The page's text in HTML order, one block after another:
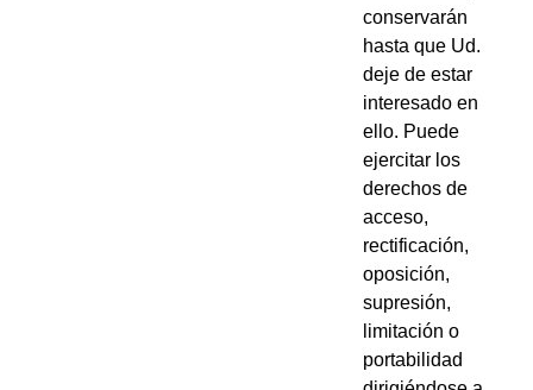
conservarán
hasta que Ud.
deje de estar
interesado en
ello. Puede
ejercitar los
derechos de
acceso,
rectificación,
oposición,
supresión,
limitación o
portabilidad